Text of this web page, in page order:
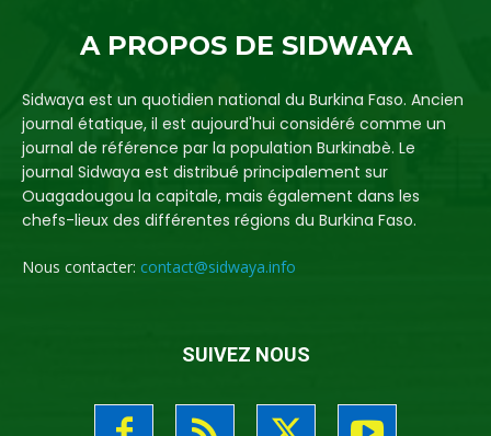
A PROPOS DE SIDWAYA
Sidwaya est un quotidien national du Burkina Faso. Ancien
journal étatique, il est aujourd'hui considéré comme un
journal de référence par la population Burkinabè. Le
journal Sidwaya est distribué principalement sur
Ouagadougou la capitale, mais également dans les
chefs-lieux des différentes régions du Burkina Faso.
Nous contacter: contact@sidwaya.info
SUIVEZ NOUS